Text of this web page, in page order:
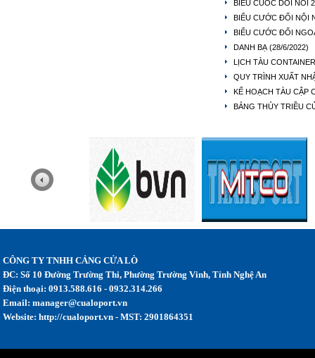
BIEU CUOC DOI NOI
BIỂU CƯỚC ĐỐI NỘI
BIỂU CƯỚC ĐỐI
DANH BẠ (28/6/2022)
LỊCH TÀU
QUY TRÌNH XUẤT
KẾ HOẠCH TÀU CẬP
BẢNG THỦY TRIỀU
CÔNG TY TNHH CẢNG CỬA LÒ
ĐC: Số 10 Đường Trường Thi, Phường Trường Vinh, Tỉnh Nghệ An
Điện thoại: 0913.588.616 - 0932.314.266
Email: manager@cualoport.vn
Website: http://cualoport.vn - MST: 2901864351